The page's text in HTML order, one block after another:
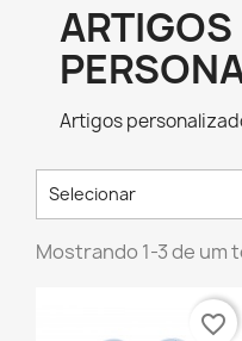
ARTIGOS
Artigos
Selecionar
Mostrando 1-3 de um
favorite_border